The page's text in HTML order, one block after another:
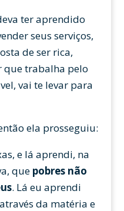
ter aprendido
seus serviços,
de ser rica,
que trabalha pelo
vai te levar para
ela prosseguiu:
e lá aprendi, na
que pobres não
. Lá eu aprendi
da matéria e